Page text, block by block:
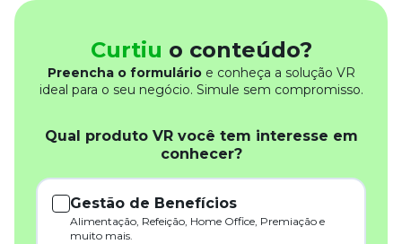
Curtiu o conteúdo?
Preencha o formulárioe conheça a solução VR
ideal para o seu negócio. Simule sem compromisso.
Qual produto VR você tem interesse em
conhecer?
Gestão de Benefícios
Alimentação, Refeição, Home Office, Premiação e
muito mais.